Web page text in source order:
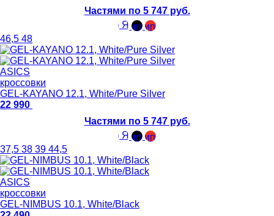
Частями по 5 747 руб.
46,5 48
ASICS
кроссовки
GEL-KAYANO 12.1, White/Pure Silver
22 990
Частями по 5 747 руб.
37,5 38 39 44,5
ASICS
кроссовки
GEL-NIMBUS 10.1, White/Black